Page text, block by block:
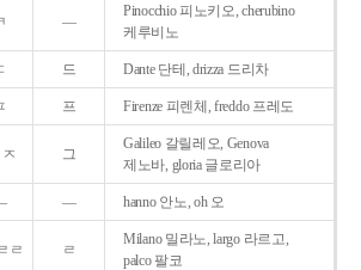
―
Pinocchio 피노키오, cherubino
케루비노
드 Dante 단테, drizza 드리차
프 Firenze 피렌체, freddo 프레도
ㅈ 그
Galileo 갈릴레오, Genova
제노바, gloria 글로리아
― hanno 안노, oh 오
ㄹ ㄹ
Milano 밀라노, largo 라르고,
palco 팔코